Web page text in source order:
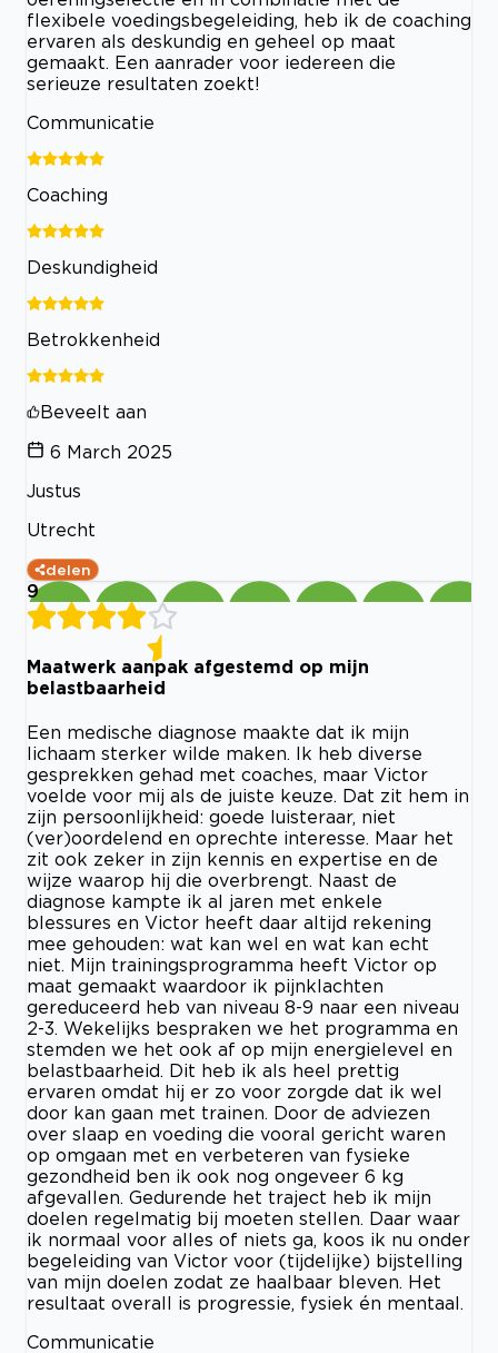
flexibele voedingsbegeleiding, heb ik de coaching
ervaren als deskundig en geheel op maat
gemaakt. Een aanrader voor iedereen die
serieuze resultaten zoekt!
Communicatie
Coaching
Deskundigheid
Betrokkenheid
Beveelt aan
6 March 2025
Justus
Utrecht
delen
9
Maatwerk aanpak afgestemd op mijn
belastbaarheid
Een medische diagnose maakte dat ik mijn
lichaam sterker wilde maken. Ik heb diverse
gesprekken gehad met coaches, maar Victor
voelde voor mij als de juiste keuze. Dat zit hem in
zijn persoonlijkheid: goede luisteraar, niet
(ver)oordelend en oprechte interesse. Maar het
zit ook zeker in zijn kennis en expertise en de
wijze waarop hij die overbrengt. Naast de
diagnose kampte ik al jaren met enkele
blessures en Victor heeft daar altijd rekening
mee gehouden: wat kan wel en wat kan echt
niet. Mijn trainingsprogramma heeft Victor op
maat gemaakt waardoor ik pijnklachten
gereduceerd heb van niveau 8-9 naar een niveau
2-3. Wekelijks bespraken we het programma en
stemden we het ook af op mijn energielevel en
belastbaarheid. Dit heb ik als heel prettig
ervaren omdat hij er zo voor zorgde dat ik wel
door kan gaan met trainen. Door de adviezen
over slaap en voeding die vooral gericht waren
op omgaan met en verbeteren van fysieke
gezondheid ben ik ook nog ongeveer 6 kg
afgevallen. Gedurende het traject heb ik mijn
doelen regelmatig bij moeten stellen. Daar waar
ik normaal voor alles of niets ga, koos ik nu onder
begeleiding van Victor voor (tijdelijke) bijstelling
van mijn doelen zodat ze haalbaar bleven. Het
resultaat overall is progressie, fysiek én mentaal.
Communicatie